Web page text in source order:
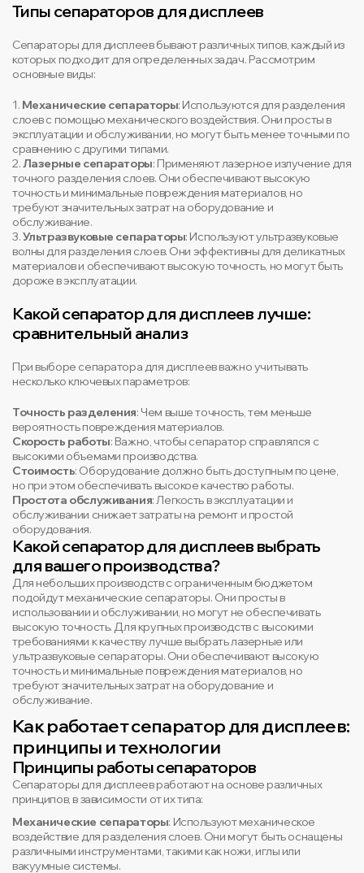
Типы сепараторов для дисплеев
Сепараторы для дисплеев бывают различных типов, каждый из
которых подходит для определенных задач. Рассмотрим
основные виды:
1. Механические сепараторы: Используются для разделения
слоев с помощью механического воздействия. Они просты в
эксплуатации и обслуживании, но могут быть менее точными по
сравнению с другими типами.
2.Лазерные сепараторы: Применяют лазерное излучение для
точного разделения слоев. Они обеспечивают высокую
точность и минимальные повреждения материалов, но
требуют значительных затрат на оборудование и
обслуживание.
3.Ультразвуковые сепараторы: Используют ультразвуковые
волны для разделения слоев. Они эффективны для деликатных
материалов и обеспечивают высокую точность, но могут быть
дороже в эксплуатации.
Какой сепаратор для дисплеев лучше:
сравнительный анализ
При выборе сепаратора для дисплеев важно учитывать
несколько ключевых параметров:
Точность разделения: Чем выше точность, тем меньше
вероятность повреждения материалов.
Скорость работы: Важно, чтобы сепаратор справлялся с
высокими объемами производства.
Стоимость: Оборудование должно быть доступным по цене,
но при этом обеспечивать высокое качество работы.
Простота обслуживания: Легкость в эксплуатации и
обслуживании снижает затраты на ремонт и простой
оборудования.
Какой сепаратор для дисплеев выбрать
для вашего производства?
Для небольших производств с ограниченным бюджетом
подойдут механические сепараторы. Они просты в
использовании и обслуживании, но могут не обеспечивать
высокую точность. Для крупных производств с высокими
требованиями к качеству лучше выбрать лазерные или
ультразвуковые сепараторы. Они обеспечивают высокую
точность и минимальные повреждения материалов, но
требуют значительных затрат на оборудование и
обслуживание.
Как работает сепаратор для дисплеев:
принципы и технологии
Принципы работы сепараторов
Сепараторы для дисплеев работают на основе различных
принципов, в зависимости от их типа:
Механические сепараторы: Используют механическое
воздействие для разделения слоев. Они могут быть оснащены
различными инструментами, такими как ножи, иглы или
вакуумные системы.